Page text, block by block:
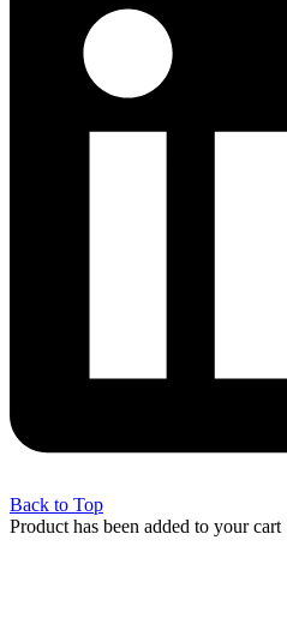
Back to Top
Product has been added to your cart